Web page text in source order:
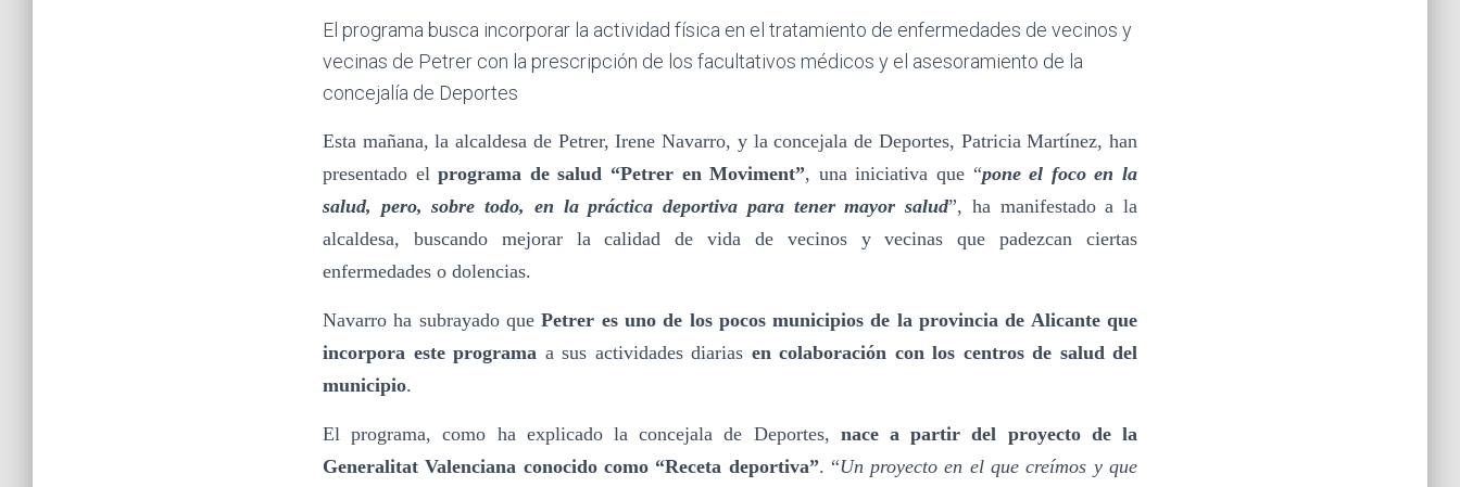
El programa busca incorporar la actividad física en el tratamiento de enfermedades de vecinos y
vecinas de Petrer con la prescripción de los facultativos médicos y el asesoramiento de la
concejalía de Deportes
Esta mañana, la alcaldesa de Petrer, Irene Navarro, y la concejala de Deportes, Patricia Martínez, han
presentado elprograma de salud “Petrer en Moviment”, una iniciativa que “pone el foco en la
salud, pero, sobre todo, en la práctica deportiva para tener mayor salud”, ha manifestado a la
alcaldesa, buscando mejorar la calidad de vida de vecinos y vecinas que padezcan ciertas
enfermedades o dolencias.
Navarro ha subrayado quePetrer es uno de los pocos municipios de la provincia de Alicante que
incorpora este programa a sus actividades diarias en colaboración con los centros de salud del
municipio.
El programa, como ha explicado la concejala de Deportes, nace a partir del proyecto de la
Generalitat Valenciana conocido como “Receta deportiva”. “Un proyecto en el que creímos y que